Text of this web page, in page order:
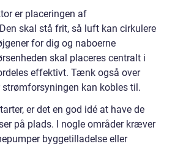
er placeringen af
skal stå frit, så luft kan cirkulere
for dig og naboerne
skal placeres centralt i
effektivt. Tænk også over
kan kobles til.
er det en god idé at have de
på plads. I nogle områder kræver
byggetilladelse eller